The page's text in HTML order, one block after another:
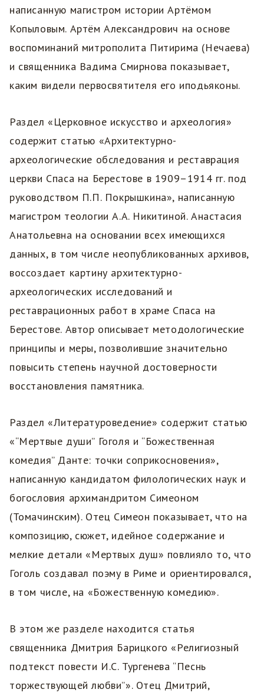
написанную магистром истории Артёмом
Копыловым. Артём Александрович на основе
воспоминаний митрополита Питирима (Нечаева)
и священника Вадима Смирнова показывает,
каким видели первосвятителя его иподьяконы.
Раздел «Церковное искусство и археология»
содержит статью «Архитектурно-
археологические обследования и реставрация
церкви Спаса на Берестове в 1909–1914 гг. под
руководством П.П. Покрышкина», написанную
магистром теологии А.А. Никитиной. Анастасия
Анатольевна на основании всех имеющихся
данных, в том числе неопубликованных архивов,
воссоздает картину архитектурно-
археологических исследований и
реставрационных работ в храме Спаса на
Берестове. Автор описывает методологические
принципы и меры, позволившие значительно
повысить степень научной достоверности
восстановления памятника.
Раздел «Литературоведение» содержит статью
«“Мертвые души” Гоголя и “Божественная
комедия” Данте: точки соприкосновения»,
написанную кандидатом филологических наук и
богословия архимандритом Симеоном
(Томачинским). Отец Симеон показывает, что на
композицию, сюжет, идейное содержание и
мелкие детали «Мертвых душ» повлияло то, что
Гоголь создавал поэму в Риме и ориентировался,
в том числе, на «Божественную комедию».
В этом же разделе находится статья
священника Дмитрия Барицкого «Религиозный
подтекст повести И.С. Тургенева “Песнь
торжествующей любви”». Отец Дмитрий,